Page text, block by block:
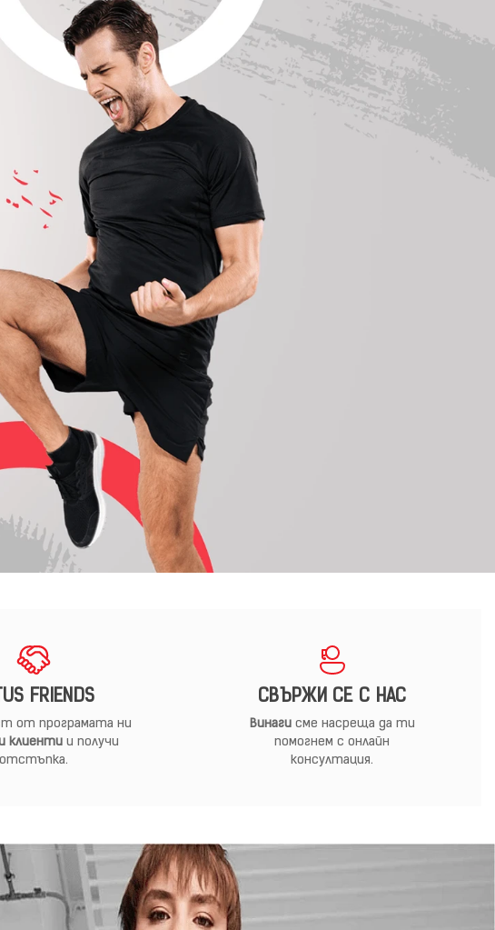
FRIENDS
от програмата ни
клиенти и получи
отстъпка.
СВЪРЖИ СЕ С НАС
Винагисме насреща да ти
помогнем с онлайн
консултация.